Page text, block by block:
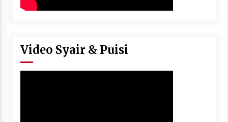
Video Syair & Puisi